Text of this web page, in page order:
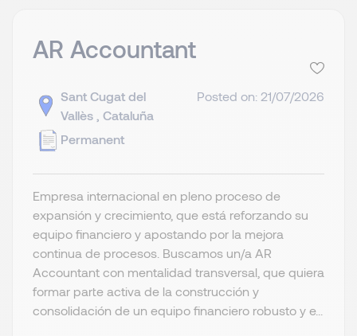
AR Accountant
Sant Cugat del
Vallès , Cataluña
Permanent
Posted on: 21/07/2026
Empresa internacional en pleno proceso de
expansión y crecimiento, que está reforzando su
equipo financiero y apostando por la mejora
continua de procesos. Buscamos un/a AR
Accountant con mentalidad transversal, que quiera
formar parte activa de la construcción y
consolidación de un equipo financiero robusto y e...